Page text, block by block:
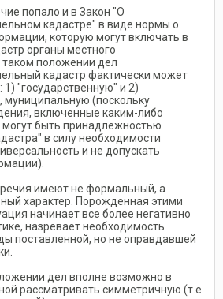
попало и в Закон "О
кадастре" в виде нормы о
которую могут включать в
органы местного
положении дел
кадастр фактически может
"государственную" и 2)
муниципальную (поскольку
включенные каким-либо
быть принадлежностью
в силу необходимости
и не допускать
имеют не формальный, а
характер. Порожденная этими
начинает все более негативно
назревает необходимость
поставленной, но не оправдавшей
дел вполне возможно в
рассматривать симметричную (т.е.